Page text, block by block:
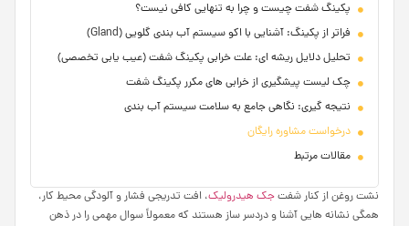
پکینگ شفت چیست و چرا به تنهایی کافی نیست؟
فراتر از پکینگ: آشنایی با اکو سیستم آب بندی گلویی (Gland)
تحلیل دلایل ریشه ای: علت خرابی پکینگ شفت (عیب یابی تخصصی)
چک لیست پیشگیری از خرابی های مکرر پکینگ شفت
نتیجه گیری: نگاهی جامع به سلامت سیستم آب بندی
درخواست مشاوره رایگان
مقالات مرتبط
نشت روغن از کنار شفتجک هیدرولیک، افت تدریجی فشار و آلودگی محیط کار،
همگی نشانه هایی آشنا و دردسر ساز هستند که معمولاً سوال مهمی را در ذهن